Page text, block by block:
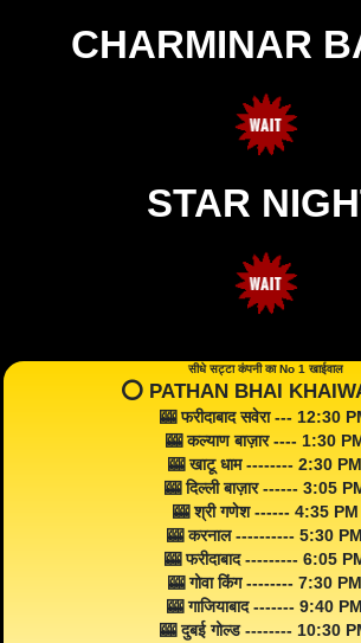
CHARMINAR
STAR
सीधे सट्टा कंपनी का No 1 खाईवाल
⭕️ PATHAN BHAI
🎰 फरीदाबाद सवेरा --- 12:30
🎰 कल्याण बाज़ार ---- 1:30
🎰 खाटू धाम -------- 2:30 PM
🎰 दिल्ली बाज़ार ------ 3:05
🎰 श्री गणेश ------ 4:35 PM
🎰 करनाल ---------- 5:30 PM
🎰 फरीदाबाद --------- 6:05
🎰 गोवा किंग -------- 7:30 PM
🎰 गाजियाबाद ------- 9:40 PM
🎰 दुबई गोल्ड -------- 10:30